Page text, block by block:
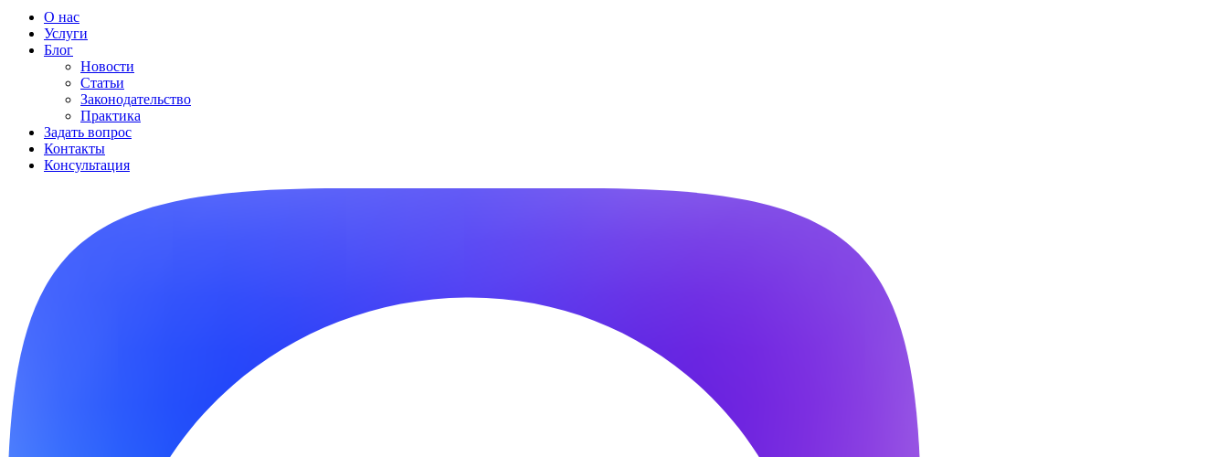
О нас
Услуги
Блог
Новости
Статьи
Законодательство
Практика
Задать вопрос
Контакты
Консультация